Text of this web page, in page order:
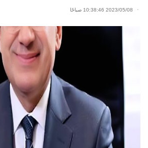
2023/05/08 10:38:46 صباحًا